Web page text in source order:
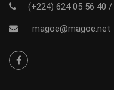
(+224) 624 05 56 40 /
magoe@magoe.net